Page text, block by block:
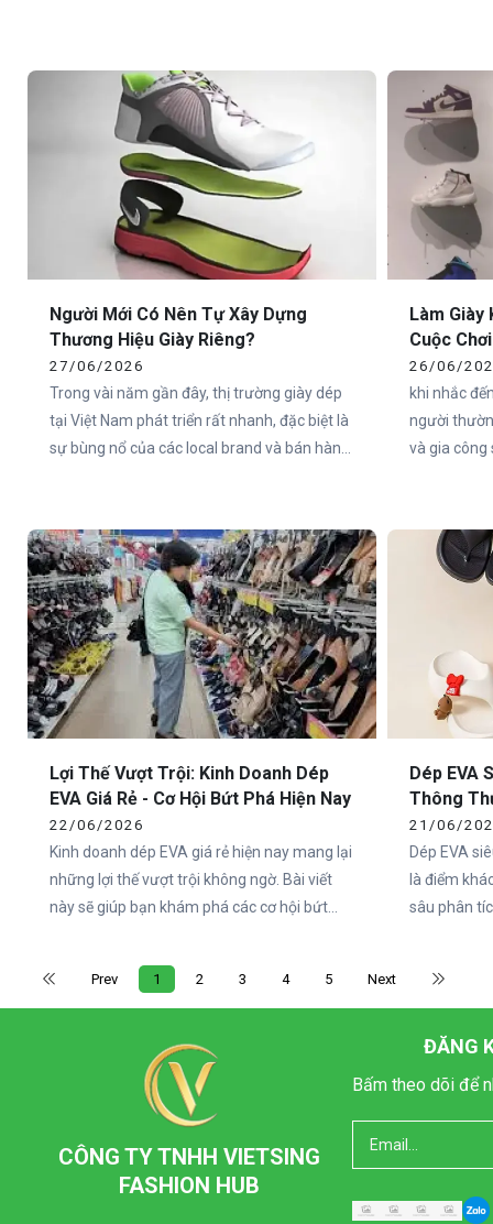
khẩu giày dép.
hành trình
Người Mới Có Nên Tự Xây Dựng
Thương Hiệu Giày Riêng?
27/06/2026
Trong vài năm gần đây, thị trường giày dép
tại Việt Nam phát triển rất nhanh, đặc biệt là
sự bùng nổ của các local brand và bán hàng
nhiều thương hiệu giày mới xuất hiện mỗi
tháng.
Làm Giày
Cuộc
26/06/
khi nhắc
người
và gia công
giới. Tuy
đổi rất
đang
cạnh tranh
ngày càng
Việt Nam
lượng như
Lợi Thế Vượt Trội: Kinh Doanh Dép
EVA Giá Rẻ - Cơ Hội Bứt Phá Hiện Nay
22/06/2026
Kinh doanh dép EVA giá rẻ hiện nay mang lại
những lợi thế vượt trội không ngờ. Bài viết
này sẽ giúp bạn khám phá các cơ hội bứt
đến nhu cầu lớn. Đừng bỏ lỡ bí quyết để
thành công bền vững với mặt hàng đang
Dép EVA
Thông
21/06/
Dép EVA
là điểm
sâu phân
nước, êm
Prev 1 2 3 4 5 Next
CÔNG TY TNHH VIETSING
FASHION HUB
ĐĂNG
Bấm theo dõi để